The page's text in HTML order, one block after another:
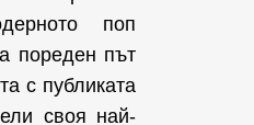
поп
пореден път
с публиката
своя най-